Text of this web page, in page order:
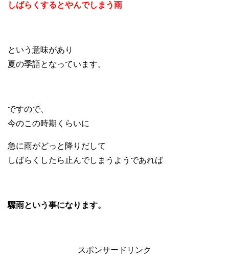
しばらくするとやんでしまう雨
という意味があり
夏の季語となっています。
ですので、
今のこの時期くらいに
急に雨がどっと降りだして
しばらくしたら止んでしまうようであれば
驟雨という事になります。
スポンサードリンク